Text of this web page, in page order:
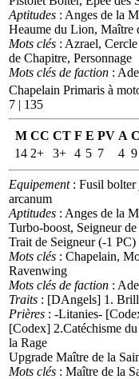
Aptitudes : Anges de la
Heaume du Lion, Maître
Mots clés : Azrael,
de Chapitre, Personnage
Mots clés de faction :
Chapelain Primaris à
7 | 135
M CC CT F E PV A
14 2+ 3+ 4 5 7 4 9
Equipement: Fusil bolter
arcanum
Aptitudes : Anges de la
Turbo-boost, Seigneur
Trait de Seigneur (-1 PC)
Mots clés : Chapelain,
Ravenwing
Mots clés de faction :
Traits : [DAngels] 1.
Prières : -Litanies-
[Codex] 2.Catéchisme
la Rage
Upgrade Maître de la
Mots clés : Maître de la